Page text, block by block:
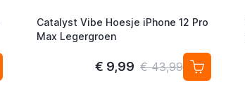
Catalyst Vibe Hoesje iPhone 12 Pro
Max Legergroen
€ 9,99 € 43,99